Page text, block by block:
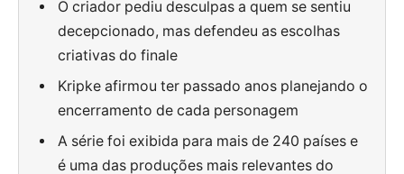
O criador pediu desculpas a quem se sentiu
decepcionado, mas defendeu as escolhas
criativas do finale
Kripke afirmou ter passado anos planejando o
encerramento de cada personagem
A série foi exibida para mais de 240 países e
é uma das produções mais relevantes do